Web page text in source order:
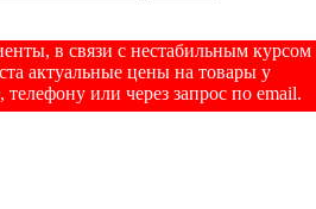
в связи с нестабильным курсом
актуальные цены на товары у
или через запрос по email.